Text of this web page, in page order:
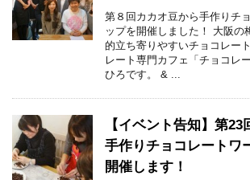
第８回カカオ豆から手作りチ
ップを開催しました！ 大阪の
的立ち寄りやすいチョコレー
レート専門カフェ「チョコレ
ひろです。 & ...
【イベント告知】第23
手作りチョコレートワ
開催します！